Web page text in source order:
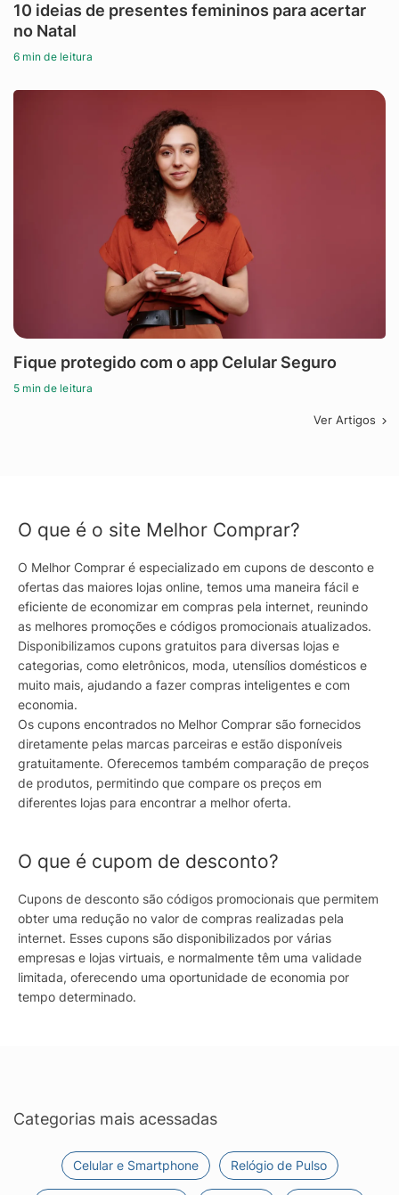
10 ideias de presentes femininos para acertar
no Natal
6 min de leitura
Fique protegido com o app Celular Seguro
5 min de leitura
Ver Artigos
O que é o site Melhor Comprar?
O Melhor Comprar é especializado em cupons de desconto e
ofertas das maiores lojas online, temos uma maneira fácil e
eficiente de economizar em compras pela internet, reunindo
as melhores promoções e códigos promocionais atualizados.
Disponibilizamos cupons gratuitos para diversas lojas e
categorias, como eletrônicos, moda, utensílios domésticos e
muito mais, ajudando a fazer compras inteligentes e com
economia.
Os cupons encontrados no Melhor Comprar são fornecidos
diretamente pelas marcas parceiras e estão disponíveis
gratuitamente. Oferecemos também comparação de preços
de produtos, permitindo que compare os preços em
diferentes lojas para encontrar a melhor oferta.
O que é cupom de desconto?
Cupons de desconto são códigos promocionais que permitem
obter uma redução no valor de compras realizadas pela
internet. Esses cupons são disponibilizados por várias
empresas e lojas virtuais, e normalmente têm uma validade
limitada, oferecendo uma oportunidade de economia por
tempo determinado.
Categorias mais acessadas
Celular e Smartphone Relógio de Pulso